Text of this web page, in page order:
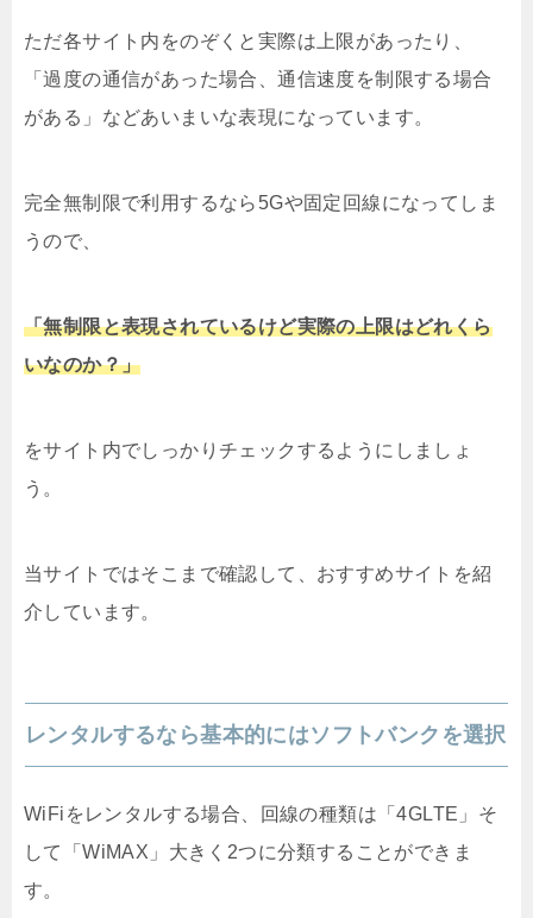
ただ各サイト内をのぞくと実際は上限があったり、
「過度の通信があった場合、通信速度を制限する場合
がある」などあいまいな表現になっています。
完全無制限で利用するなら5Gや固定回線になってしま
うので、
「無制限と表現されているけど実際の上限はどれくら
いなのか？」
をサイト内でしっかりチェックするようにしましょ
う。
当サイトではそこまで確認して、おすすめサイトを紹
介しています。
レンタルするなら基本的にはソフトバンクを選択
WiFiをレンタルする場合、回線の種類は「4GLTE」そ
して「WiMAX」大きく2つに分類することができま
す。